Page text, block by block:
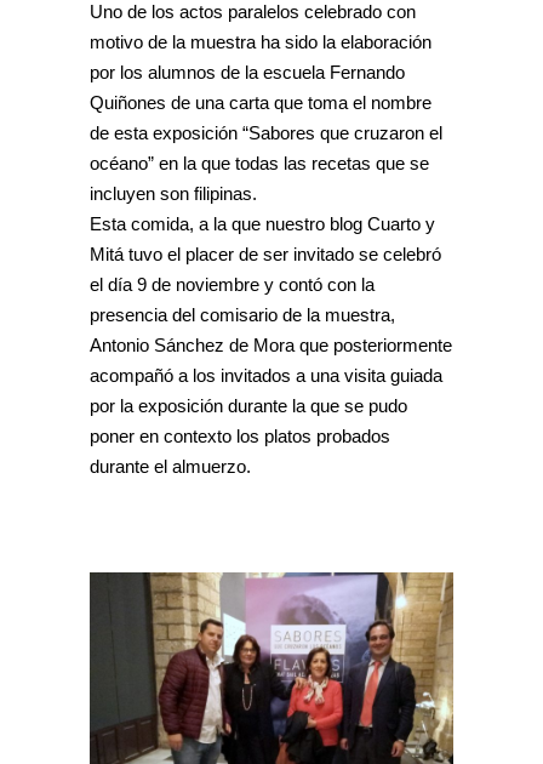
Uno de los actos paralelos celebrado con
motivo de la muestra ha sido la elaboración
por los alumnos de la escuela Fernando
Quiñones de una carta que toma el nombre
de esta exposición “Sabores que cruzaron el
océano” en la que todas las recetas que se
incluyen son filipinas.
Esta comida, a la que nuestro blog Cuarto y
Mitá tuvo el placer de ser invitado se celebró
el día 9 de noviembre y contó con la
presencia del comisario de la muestra,
Antonio Sánchez de Mora que posteriormente
acompañó a los invitados a una visita guiada
por la exposición durante la que se pudo
poner en contexto los platos probados
durante el almuerzo.